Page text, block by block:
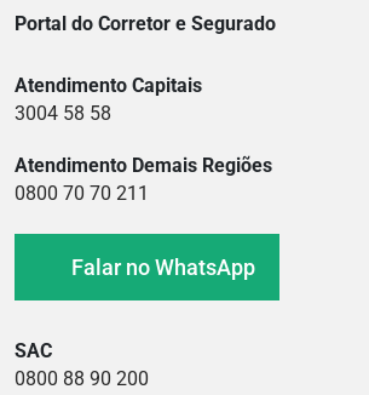
Portal do Corretor e Segurado
Atendimento Capitais
3004 58 58
Atendimento Demais Regiões
0800 70 70 211
Falar no WhatsApp
SAC
0800 88 90 200